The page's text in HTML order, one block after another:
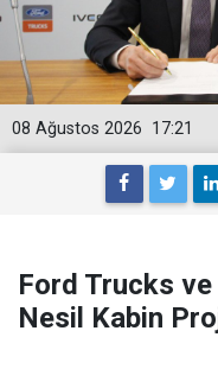
17:21
08 Ağustos 2026
Ford Trucks ve
Nesil Kabin